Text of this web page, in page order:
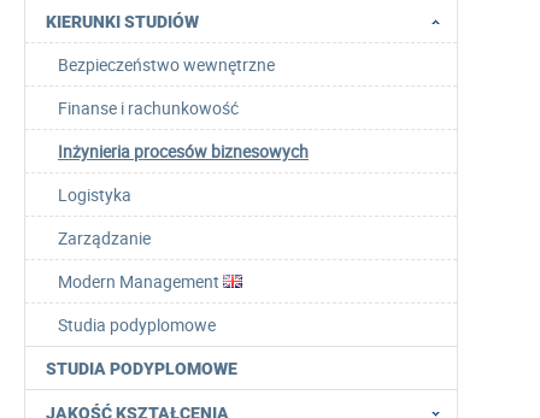
KIERUNKI STUDIÓW
Bezpieczeństwo wewnętrzne
Finanse i rachunkowość
Inżynieria procesów biznesowych
Logistyka
Zarządzanie
Modern Management
Studia podyplomowe
STUDIA PODYPLOMOWE
JAKOŚĆ KSZTAŁCENIA